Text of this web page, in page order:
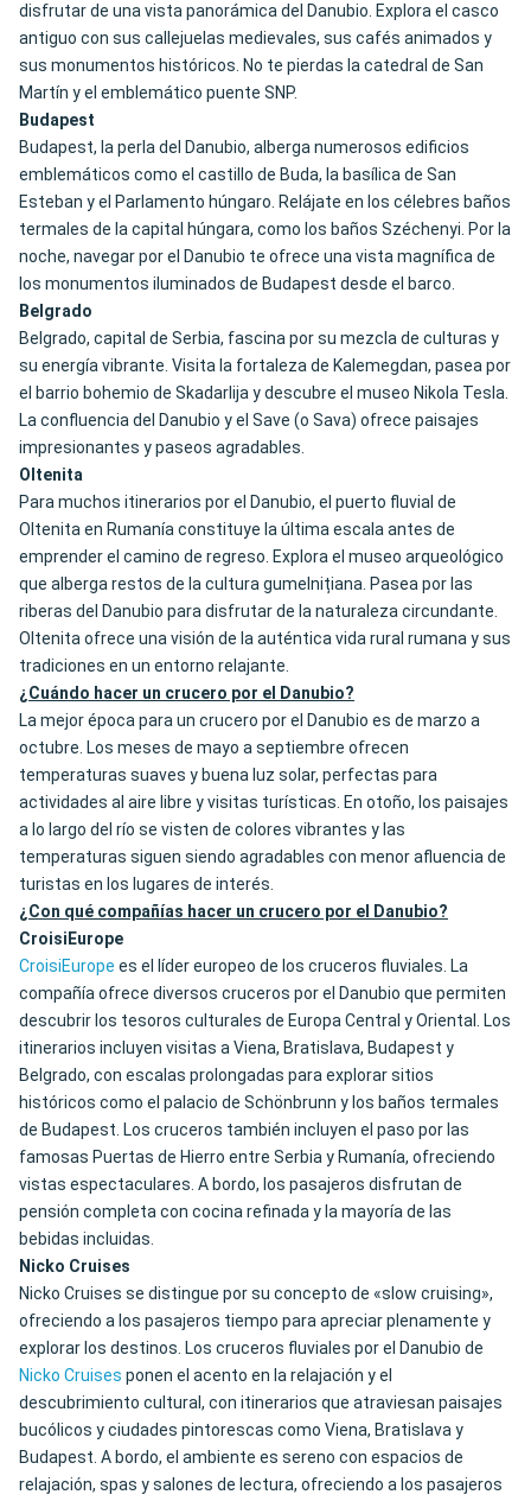
disfrutar de una vista panorámica del Danubio. Explora el casco
antiguo con sus callejuelas medievales, sus cafés animados y
sus monumentos históricos. No te pierdas la catedral de San
Martín y el emblemático puente SNP.
Budapest
Budapest, la perla del Danubio, alberga numerosos edificios
emblemáticos como el castillo de Buda, la basílica de San
Esteban y el Parlamento húngaro. Relájate en los célebres baños
termales de la capital húngara, como los baños Széchenyi. Por la
noche, navegar por el Danubio te ofrece una vista magnífica de
los monumentos iluminados de Budapest desde el barco.
Belgrado
Belgrado, capital de Serbia, fascina por su mezcla de culturas y
su energía vibrante. Visita la fortaleza de Kalemegdan, pasea por
el barrio bohemio de Skadarlija y descubre el museo Nikola Tesla.
La confluencia del Danubio y el Save (o Sava) ofrece paisajes
impresionantes y paseos agradables.
Oltenita
Para muchos itinerarios por el Danubio, el puerto fluvial de
Oltenita en Rumanía constituye la última escala antes de
emprender el camino de regreso. Explora el museo arqueológico
que alberga restos de la cultura gumelnițiana. Pasea por las
riberas del Danubio para disfrutar de la naturaleza circundante.
Oltenita ofrece una visión de la auténtica vida rural rumana y sus
tradiciones en un entorno relajante.
¿Cuándo hacer un crucero por el Danubio?
La mejor época para un crucero por el Danubio es de marzo a
octubre. Los meses de mayo a septiembre ofrecen
temperaturas suaves y buena luz solar, perfectas para
actividades al aire libre y visitas turísticas. En otoño, los paisajes
a lo largo del río se visten de colores vibrantes y las
temperaturas siguen siendo agradables con menor afluencia de
turistas en los lugares de interés.
¿Con qué compañías hacer un crucero por el Danubio?
CroisiEurope
CroisiEurope es el líder europeo de los cruceros fluviales. La
compañía ofrece diversos cruceros por el Danubio que permiten
descubrir los tesoros culturales de Europa Central y Oriental. Los
itinerarios incluyen visitas a Viena, Bratislava, Budapest y
Belgrado, con escalas prolongadas para explorar sitios
históricos como el palacio de Schönbrunn y los baños termales
de Budapest. Los cruceros también incluyen el paso por las
famosas Puertas de Hierro entre Serbia y Rumanía, ofreciendo
vistas espectaculares. A bordo, los pasajeros disfrutan de
pensión completa con cocina refinada y la mayoría de las
bebidas incluidas.
Nicko Cruises
Nicko Cruises se distingue por su concepto de «slow cruising»,
ofreciendo a los pasajeros tiempo para apreciar plenamente y
explorar los destinos. Los cruceros fluviales por el Danubio de
Nicko Cruises ponen el acento en la relajación y el
descubrimiento cultural, con itinerarios que atraviesan paisajes
bucólicos y ciudades pintorescas como Viena, Bratislava y
Budapest. A bordo, el ambiente es sereno con espacios de
relajación, spas y salones de lectura, ofreciendo a los pasajeros